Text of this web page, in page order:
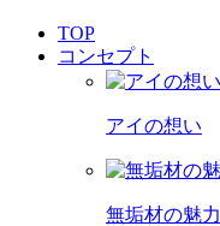
TOP
コンセプト
アイの想い
無垢材の魅力